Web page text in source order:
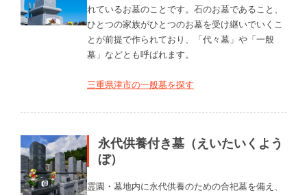
れているお墓のことです。石のお墓であること、
ひとつの家族がひとつのお墓を受け継いでいくこ
とが前提で作られており、「代々墓」や「一般
墓」などとも呼ばれます。
三重県津市の一般墓を探す
永代供養付き墓（えいたいくよう
ぼ）
霊園・墓地内に永代供養のための合祀墓を備え、